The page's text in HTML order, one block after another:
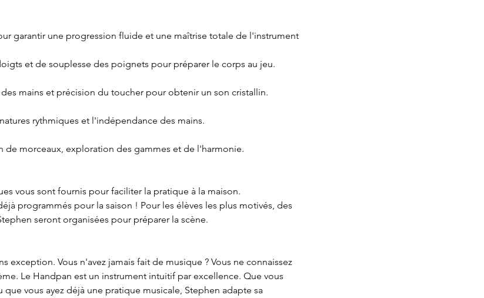
garantir une progression fluide et une maîtrise totale de l'instrument
et de souplesse des poignets pour préparer le corps au jeu.
mains et précision du toucher pour obtenir un son cristallin.
rythmiques et l'indépendance des mains.
morceaux, exploration des gammes et de l'harmonie.
vous sont fournis pour faciliter la pratique à la maison.
programmés pour la saison ! Pour les élèves les plus motivés, des
seront organisées pour préparer la scène.
exception. Vous n'avez jamais fait de musique ? Vous ne connaissez
Le Handpan est un instrument intuitif par excellence. Que vous
vous ayez déjà une pratique musicale, Stephen adapte sa